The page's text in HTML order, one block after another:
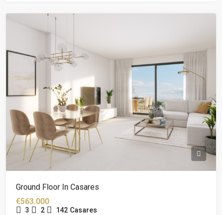
Ground Floor In Casares
€563.000
3 2 142 Casares